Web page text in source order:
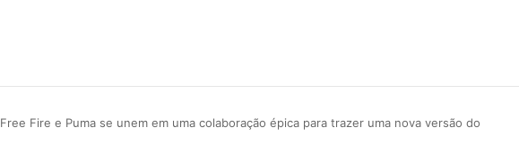
Free Fire e Puma se unem em uma colaboração épica para trazer uma nova versão do